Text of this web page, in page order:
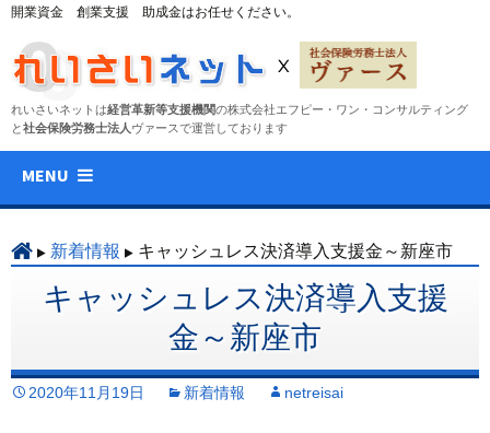
開業資金 創業支援 助成金はお任せください。
れいさいネットは経営革新等支援機関の株式会社エフピー・ワン・コンサルティング
と社会保険労務士法人 ヴァースで運営しております
MENU
ン
ツ
へ
ッ
新着情報 キャッシュレス決済導入支援金～新座市
キャッシュレス決済導入支援
金～新座市
2020年11月19日 新着情報 netreisai